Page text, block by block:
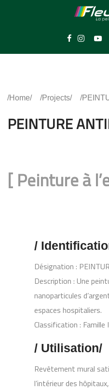
Home Projects
PEINTURE
[ Peinture à
/
Désignation :
Description : Une
nanoparticules
espaces hospitaliers.
Classification : Famille
/ Utilisation/
Revêtement mural
l’intérieur des